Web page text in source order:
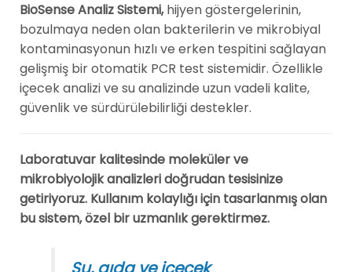
BioSense Analiz Sistemi,hijyen göstergelerinin,
bozulmaya neden olan bakterilerin ve mikrobiyal
kontaminasyonun hızlı ve erken tespitini sağlayan
gelişmiş bir otomatik PCR test sistemidir. Özellikle
içecek analizi ve su analizinde uzun vadeli kalite,
güvenlik ve sürdürülebilirliği destekler.
Laboratuvar kalitesinde moleküler ve
mikrobiyolojik analizleri doğrudan tesisinize
getiriyoruz. Kullanım kolaylığı için tasarlanmış olan
bu sistem, özel bir uzmanlık gerektirmez.